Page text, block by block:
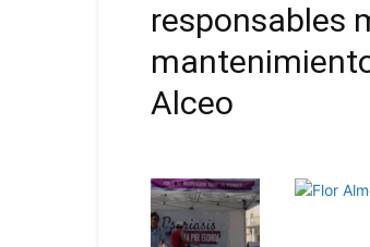
responsables
Alceo